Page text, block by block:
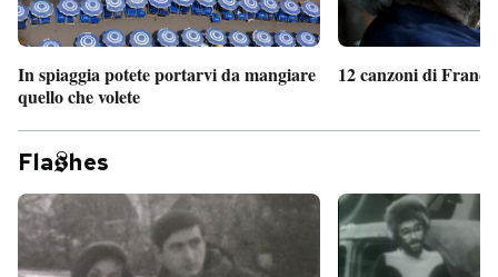
In spiaggia potete portarvi da mangiare
quello che volete
12 canzoni di
Fla hes